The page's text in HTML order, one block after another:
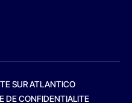
SUR ATLANTICO
DE CONFIDENTIALITE